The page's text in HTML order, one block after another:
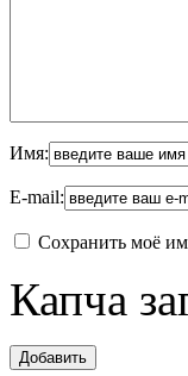
Имя:
E-mail:
Сохранить моё
Капча